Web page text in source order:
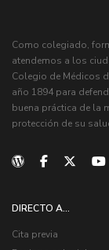
Como colegiado,
atendemos a los
Colegio de Médicos
año 1894 para
buena práctica de la
protección de su
DIRECTO A...
Cita previa